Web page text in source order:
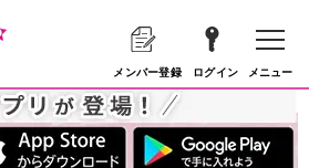
メンバー登録 ログイン メニュー